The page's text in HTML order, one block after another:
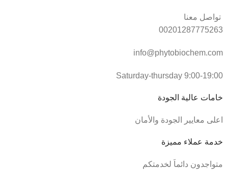
00201287775263
info@phytobiochem.com
Saturday-thursday 9:00-19:00
خامات عالية الجودة
اعلى معايير الجودة والأمان
خدمة عملاء مميزة
متواجدون دائماَ لخدمتكم